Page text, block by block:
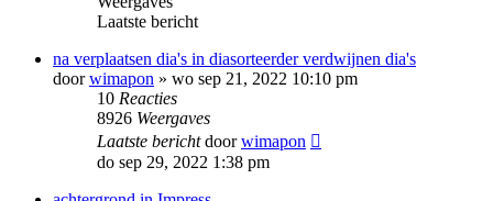
Laatste bericht
na verplaatsen dia's in diasorteerder verdwijnen dia's
doorwimapon » wo sep 21, 2022 10:10 pm
10 Reacties
8926 Weergaves
Laatste berichtdoorwimapon
do sep 29, 2022 1:38 pm